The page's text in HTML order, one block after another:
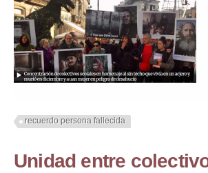
recuerdo persona fallecida
Unidad entre